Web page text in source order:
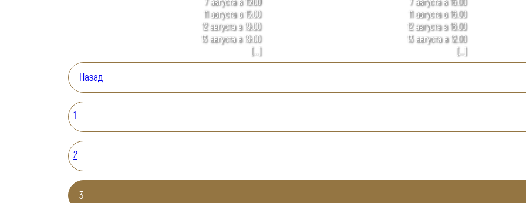
11 августа в 15:00
12 августа в 19:00
13 августа в 19:00
[...]
11 августа в 16:00
12 августа в 16:00
13 августа в 12:00
[...]
Назад
1
2
3